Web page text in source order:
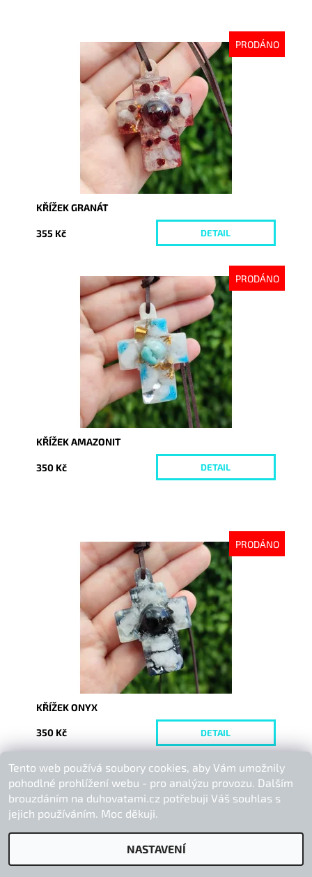
PRODÁNO
Dostupnost:
Vyprodáno
KŘÍŽEK GRANÁT
355 Kč DETAIL
PRODÁNO
Dostupnost:
Vyprodáno
7258
KŘÍŽEK AMAZONIT
350 Kč DETAIL
PRODÁNO
Dostupnost:
Vyprodáno
7259
KŘÍŽEK ONYX
350 Kč DETAIL
Buďte první, kdo napíše příspěvek k této položce.
Přidat komentář
2026 © Duhová Tami, všechna práva vyhrazena
Tento web používá soubory cookies, aby Vám umožnily
pohodlné prohlížení webu - pro analýzu provozu. Dalším
brouzdáním na duhovatami.cz potřebuji Váš souhlas s
jejich používáním. Moc děkuji.
NASTAVENÍ